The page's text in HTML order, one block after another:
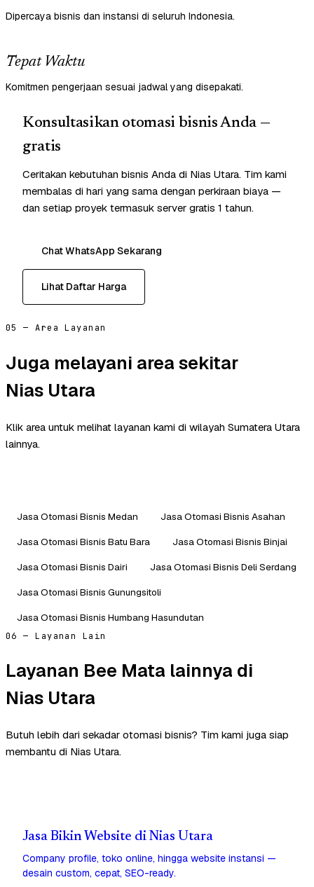
Dipercaya bisnis dan instansi di seluruh Indonesia.
Tepat Waktu
Komitmen pengerjaan sesuai jadwal yang disepakati.
Konsultasikan otomasi bisnis Anda —
gratis
Ceritakan kebutuhan bisnis Anda di Nias Utara. Tim kami
membalas di hari yang sama dengan perkiraan biaya —
dan setiap proyek termasuk server gratis 1 tahun.
Chat WhatsApp Sekarang
Lihat Daftar Harga
05 — Area Layanan
Juga melayani area sekitar
Nias Utara
Klik area untuk melihat layanan kami di wilayah Sumatera Utara
lainnya.
Jasa Otomasi Bisnis Medan
Jasa Otomasi Bisnis Asahan
Jasa Otomasi Bisnis Batu Bara
Jasa Otomasi Bisnis Binjai
Jasa Otomasi Bisnis Dairi
Jasa Otomasi Bisnis Deli Serdang
Jasa Otomasi Bisnis Gunungsitoli
Jasa Otomasi Bisnis Humbang Hasundutan
06 — Layanan Lain
Layanan Bee Mata lainnya di
Nias Utara
Butuh lebih dari sekadar otomasi bisnis? Tim kami juga siap
membantu di Nias Utara.
Jasa Bikin Website di Nias Utara
Company profile, toko online, hingga website instansi —
desain custom, cepat, SEO-ready.